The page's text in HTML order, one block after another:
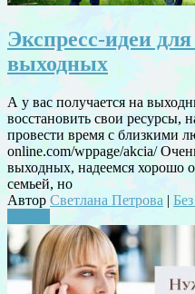
Экспресс-идеи
выходных
А у вас получается на
восстановить свои ресурсы,
провести время с близкими
online.com/wppage/akcia/
выходных, надеемся хорошо
семьей, но
Автор Светлана Петрова |